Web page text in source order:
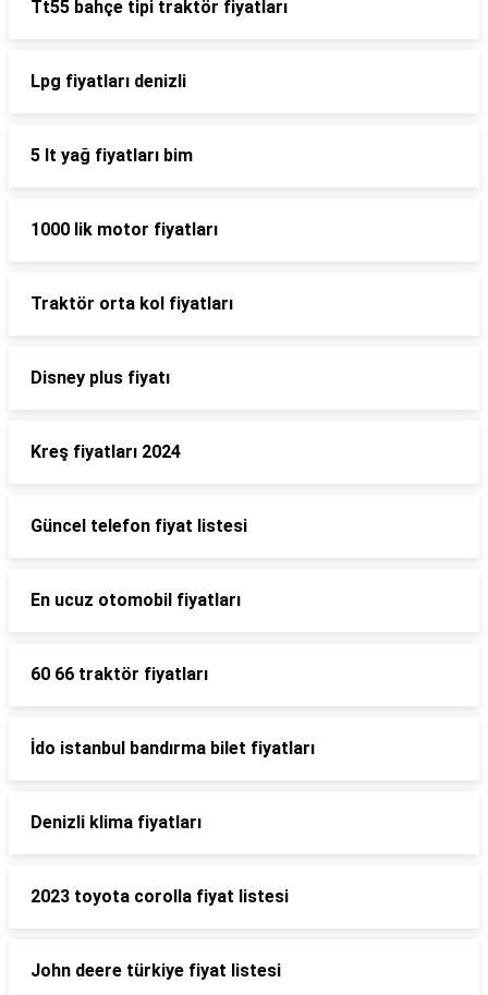
Tt55 bahçe tipi traktör fiyatları
Lpg fiyatları denizli
5 lt yağ fiyatları bim
1000 lik motor fiyatları
Traktör orta kol fiyatları
Disney plus fiyatı
Kreş fiyatları 2024
Güncel telefon fiyat listesi
En ucuz otomobil fiyatları
60 66 traktör fiyatları
İdo istanbul bandırma bilet fiyatları
Denizli klima fiyatları
2023 toyota corolla fiyat listesi
John deere türkiye fiyat listesi